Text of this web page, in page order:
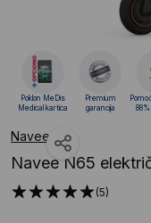
Navee
Navee N65
(5)
Poklon MeDis
Medical kartica
Premium
garancija